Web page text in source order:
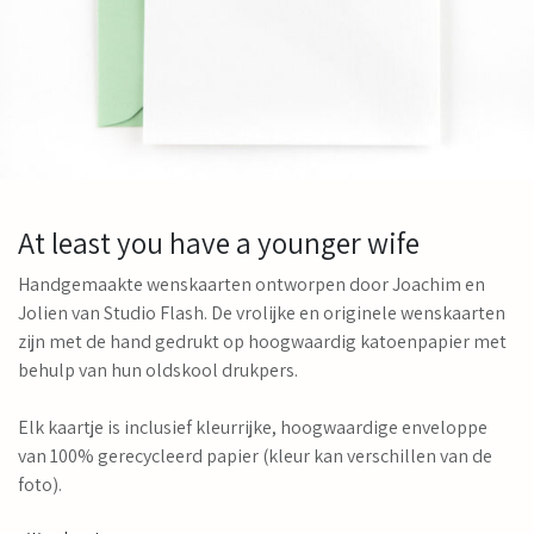
At least you have a younger wife
Handgemaakte wenskaarten ontworpen door Joachim en
Jolien van Studio Flash. De vrolijke en originele wenskaarten
zijn met de hand gedrukt op hoogwaardig katoenpapier met
behulp van hun oldskool drukpers.
Elk kaartje is inclusief kleurrijke, hoogwaardige enveloppe
van 100% gerecycleerd papier (kleur kan verschillen van de
foto).